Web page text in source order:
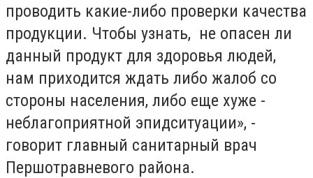
проводить какие-либо проверки качества
продукции. Чтобы узнать, не опасен ли
данный продукт для здоровья людей,
нам приходится ждать либо жалоб со
стороны населения, либо еще хуже -
неблагоприятной эпидситуации», -
говорит главный санитарный врач
Першотравневого района.